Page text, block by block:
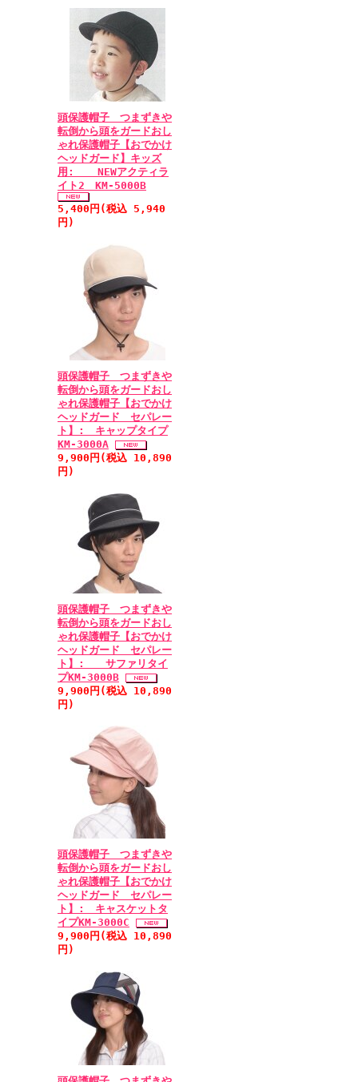
頭保護帽子 つまずきや
転倒から頭をガードおし
ゃれ保護帽子【おでかけ
ヘッドガード】キッズ
用: NEWアクティラ
イト2 KM-5000B
5,400円(税込 5,940
円)
頭保護帽子 つまずきや
転倒から頭をガードおし
ゃれ保護帽子【おでかけ
ヘッドガード セパレー
ト】: キャップタイプ
KM-3000A
9,900円(税込 10,890
円)
頭保護帽子 つまずきや
転倒から頭をガードおし
ゃれ保護帽子【おでかけ
ヘッドガード セパレー
ト】: サファリタイ
プKM-3000B
9,900円(税込 10,890
円)
頭保護帽子 つまずきや
転倒から頭をガードおし
ゃれ保護帽子【おでかけ
ヘッドガード セパレー
ト】: キャスケットタ
イプKM-3000C
9,900円(税込 10,890
円)